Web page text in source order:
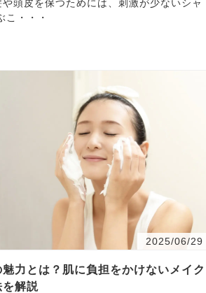
こ・・・
2025/06/29
力とは？肌に負担をかけないメイク
を解説